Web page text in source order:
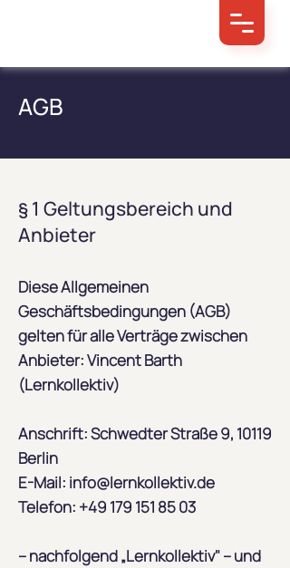
AGB
§ 1 Geltungsbereich und
Anbieter
Diese Allgemeinen
Geschäftsbedingungen (AGB)
gelten für alle Verträge zwischen
Anbieter: Vincent Barth
(Lernkollektiv)
Anschrift: Schwedter Straße 9, 10119
Berlin
E-Mail: info@lernkollektiv.de
Telefon: +49 179 151 85 03
– nachfolgend „Lernkollektiv" – und